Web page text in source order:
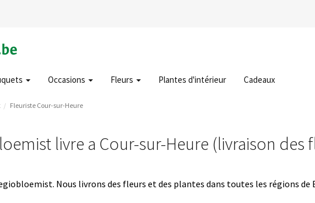
Occasions Fleurs Plantes d'intérieur Cadeaux
Fleuriste Cour-sur-Heure
livre a Cour-sur-Heure (livraison des
Nous livrons des fleurs et des plantes dans toutes les régions